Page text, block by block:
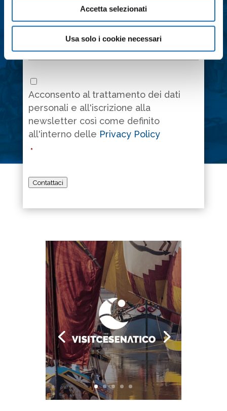
Accetta selezionati
Usa solo i cookie necessari
Messaggio *
Consenso
Acconsento al trattamento dei dati
personali e all'iscrizione alla
newsletter così come definito
all'interno delle Privacy Policy
*
Contattaci